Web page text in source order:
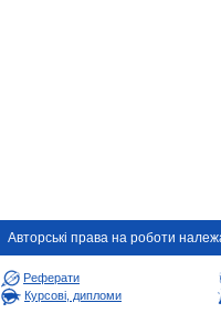
Авторськi права на роботи
Реферати
Курсові, дипломи